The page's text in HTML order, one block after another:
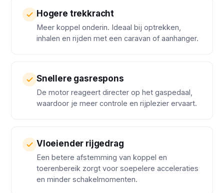
Hogere trekkracht
Meer koppel onderin. Ideaal bij optrekken,
inhalen en rijden met een caravan of aanhanger.
Snellere gasrespons
De motor reageert directer op het gaspedaal,
waardoor je meer controle en rijplezier ervaart.
Vloeiender rijgedrag
Een betere afstemming van koppel en
toerenbereik zorgt voor soepelere acceleraties
en minder schakelmomenten.